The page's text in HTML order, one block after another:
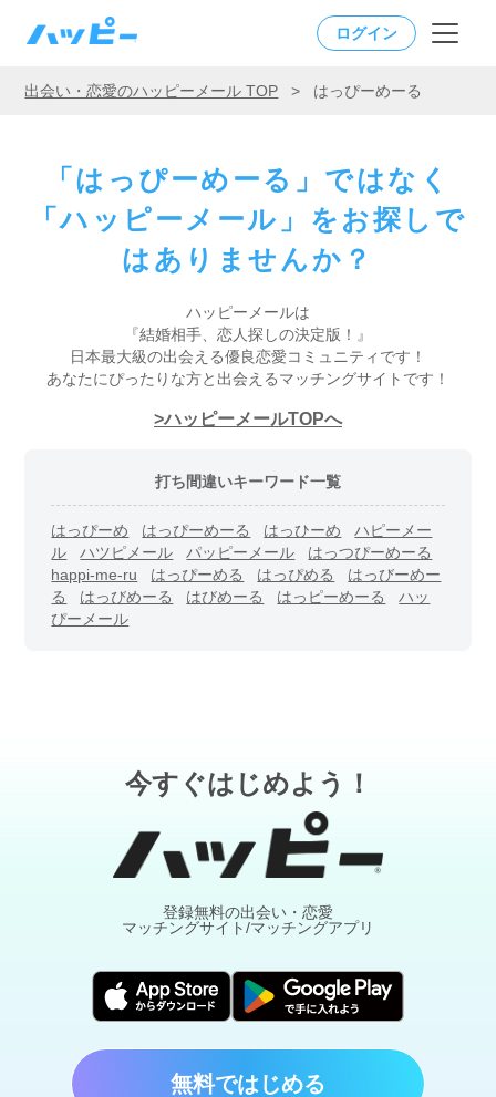
ログイン
出会い・恋愛のハッピーメール TOP > はっぴーめーる
「はっぴーめーる」ではなく
「ハッピーメール」をお探しで
はありませんか？
ハッピーメールは
『結婚相手、恋人探しの決定版！』
日本最大級の出会える優良恋愛コミュニティです！
あなたにぴったりな方と出会えるマッチングサイトです！
ハッピーメールTOPへ
打ち間違いキーワード一覧
はっぴーめ はっぴーめーる はっひーめ
ハピーメー
ル
ハツピメール パッピーメール
はっつぴーめーる
happi-me-ru
はっぴーめる はっぴめる
はっびーめー
る
はっびめーる はびめーる はっピーめーる
ハッ
ぴーメール
今すぐはじめよう！
登録無料の出会い・恋愛
マッチングサイト/マッチングアプリ
無料ではじめる